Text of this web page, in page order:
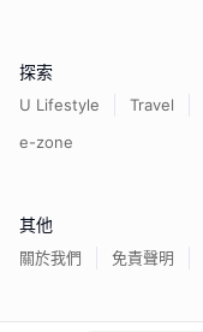
探索
U Lifestyle Travel
e-zone
其他
關於我們 免責聲明